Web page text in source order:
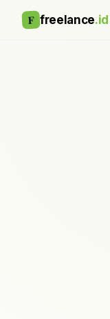
F freelance.id